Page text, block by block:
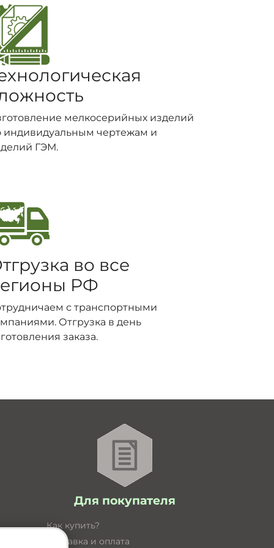
мелкосерийных изделий
индивидуальным чертежам и
ГЭМ.
во все
РФ
с транспортными
Отгрузка в день
заказа.
Для покупателя
Как купить?
Доставка и оплата